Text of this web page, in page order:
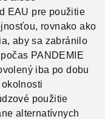
EAU pre použitie
rovnako ako
aby sa zabránilo
PANDEMIE
iba po dobu
použitie
alternatívnych